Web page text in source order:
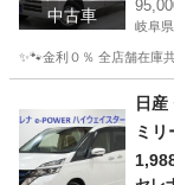
中古車
岐阜
✨🐾金利０％ 全店舗在庫
ミ
日
ミ